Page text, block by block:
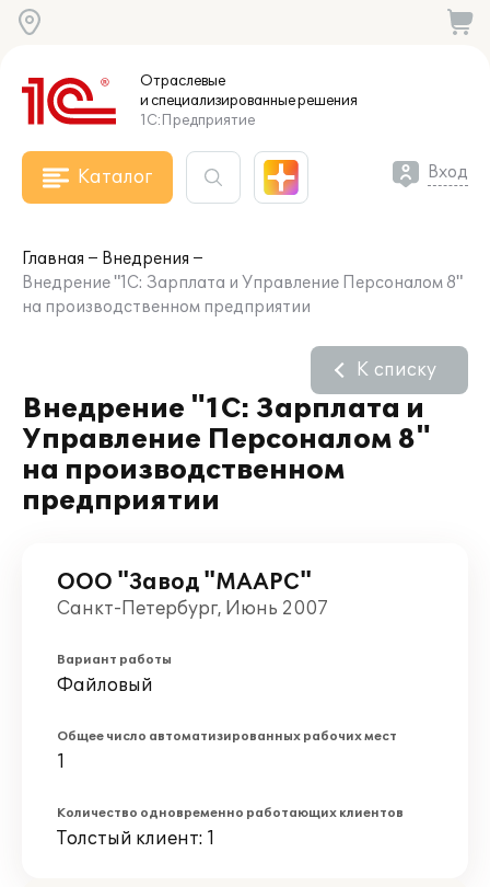
Отраслевые
и специализированныерешения
1С:Предприятие
Каталог Вход
Главная
Внедрения
Внедрение "1С: Зарплата и Управление Персоналом 8"
на производственном предприятии
Внедрение "1С: Зарплата и
Управление Персоналом 8"
на производственном
предприятии
К списку
ООО "Завод "МААРС"
Санкт-Петербург, Июнь 2007
Вариант работы
Файловый
Общее число автоматизированных рабочих мест
1
Количество одновременно работающих клиентов
Толстый клиент: 1